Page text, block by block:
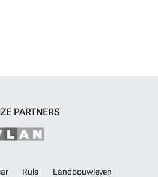
PARTNERS
Rula
Landbouwleven